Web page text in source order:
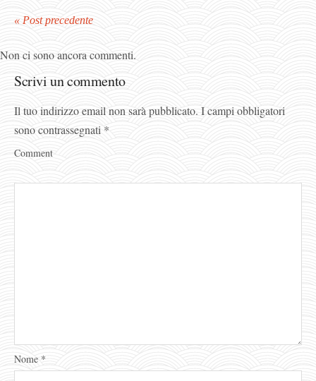
« Post precedente
Non ci sono ancora commenti.
Scrivi un commento
Il tuo indirizzo email non sarà pubblicato. I campi obbligatori
sono contrassegnati *
Comment
Nome *